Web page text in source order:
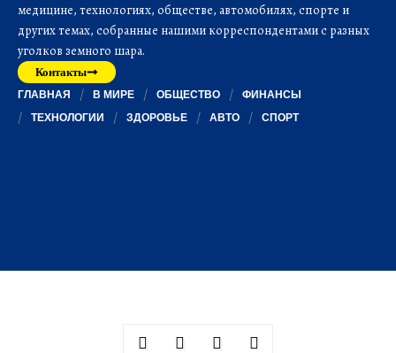
медицине, технологиях, обществе, автомобилях, спорте и
других темах, собранные нашими корреспондентами с разных
уголков земного шара.
Контакты
ГЛАВНАЯ В МИРЕ ОБЩЕСТВО
ФИНАНСЫ
ТЕХНОЛОГИИ
ЗДОРОВЬЕ АВТО СПОРТ